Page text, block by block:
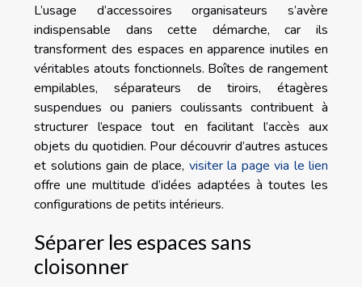
L’usage d’accessoires organisateurs s’avère
indispensable dans cette démarche, car ils
transforment des espaces en apparence inutiles en
véritables atouts fonctionnels. Boîtes de rangement
empilables, séparateurs de tiroirs, étagères
suspendues ou paniers coulissants contribuent à
structurer l’espace tout en facilitant l’accès aux
objets du quotidien. Pour découvrir d’autres astuces
et solutions gain de place, visiter la page via le lien
offre une multitude d’idées adaptées à toutes les
configurations de petits intérieurs.
Séparer les espaces sans
cloisonner